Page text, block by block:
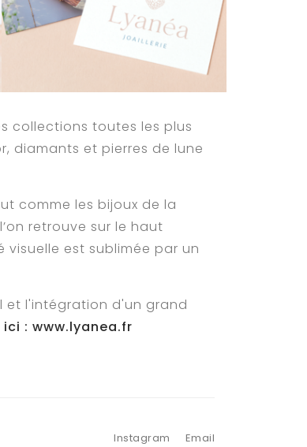
collections toutes les plus
diamants et pierres de lune
comme les bijoux de la
retrouve sur le haut
est sublimée par un
et l'intégration d'un grand
: www.lyanea.fr
Instagram Email